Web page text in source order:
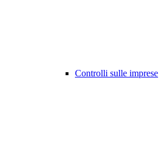
Controlli sulle imprese